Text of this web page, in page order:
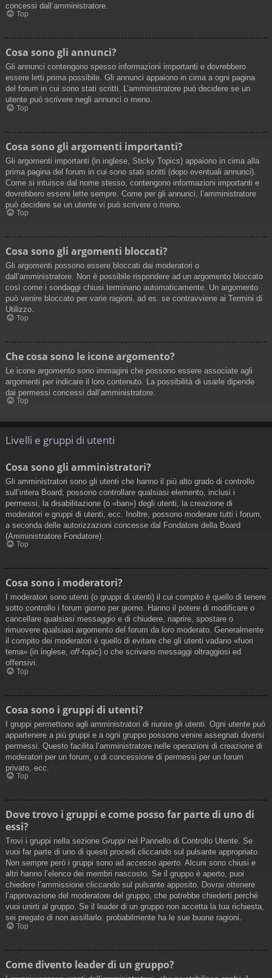
concessi dall’amministratore.
Top
Cosa sono gli annunci?
Gli annunci contengono spesso informazioni importanti e dovrebbero
essere letti prima possibile. Gli annunci appaiono in cima a ogni pagina
del forum in cui sono stati scritti. L’amministratore può decidere se un
utente può scrivere negli annunci o meno.
Top
Cosa sono gli argomenti importanti?
Gli argomenti importanti (in inglese, Sticky Topics) appaiono in cima alla
prima pagina del forum in cui sono stati scritti (dopo eventuali annunci).
Come si intuisce dal nome stesso, contengono informazioni importanti e
dovrebbero essere lette sempre. Come per gli annunci, l’amministratore
può decidere se un utente vi può scrivere o meno.
Top
Cosa sono gli argomenti bloccati?
Gli argomenti possono essere bloccati dai moderatori o
dall’amministratore. Non è possibile rispondere ad un argomento bloccato
così come i sondaggi chiusi terminano automaticamente. Un argomento
può venire bloccato per varie ragioni, ad es. se contravviene ai Termini di
Utilizzo.
Top
Che cosa sono le icone argomento?
Le icone argomento sono immagini che possono essere associate agli
argomenti per indicare il loro contenuto. La possibilità di usarle dipende
dai permessi concessi dall’amministratore.
Top
Livelli e gruppi di utenti
Cosa sono gli amministratori?
Gli amministratori sono gli utenti che hanno il più alto grado di controllo
sull’intera Board; possono controllare qualsiasi elemento, inclusi i
permessi, la disabilitazione (o «ban») degli utenti, la creazione di
moderatori e gruppi di utenti, ecc. Inoltre, possono moderare tutti i forum,
a seconda delle autorizzazioni concesse dal Fondatore della Board
(Amministratore Fondatore).
Top
Cosa sono i moderatori?
I moderatori sono utenti (o gruppi di utenti) il cui compito è quello di tenere
sotto controllo i forum giorno per giorno. Hanno il potere di modificare o
cancellare qualsiasi messaggio e di chiudere, riaprire, spostare o
rimuovere qualsiasi argomento del forum da loro moderato. Generalmente
il compito dei moderatori è quello di evitare che gli utenti vadano «fuori
tema» (in inglese, off-topic) o che scrivano messaggi oltraggiosi ed
offensivi.
Top
Cosa sono i gruppi di utenti?
I gruppi permettono agli amministratori di riunire gli utenti. Ogni utente può
appartenere a più gruppi e a ogni gruppo possono venire assegnati diversi
permessi. Questo facilita l’amministratore nelle operazioni di creazione di
moderatori per un forum, o di concessione di permessi per un forum
privato, ecc.
Top
Dove trovo i gruppi e come posso far parte di uno di
essi?
Trovi i gruppi nella sezione Gruppi nel Pannello di Controllo Utente. Se
vuoi far parte di uno di questi procedi cliccando sul pulsante appropriato.
Non sempre però i gruppi sono ad accesso aperto. Alcuni sono chiusi e
altri hanno l’elenco dei membri nascosto. Se il gruppo è aperto, puoi
chiedere l’ammissione cliccando sul pulsante apposito. Dovrai ottenere
l’approvazione del moderatore del gruppo, che potrebbe chiederti perché
vuoi unirti al gruppo. Se il leader di un gruppo non accetta la tua richiesta,
sei pregato di non assillarlo: probabilmente ha le sue buone ragioni.
Top
Come divento leader di un gruppo?